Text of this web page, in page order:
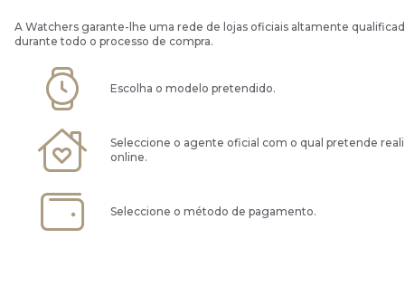
A Watchers garante-lhe uma rede de lojas oficiais altamente
durante todo o processo de compra.
Escolha o modelo pretendido.
Seleccione o agente oficial com o qual pretende
online.
Seleccione o método de pagamento.